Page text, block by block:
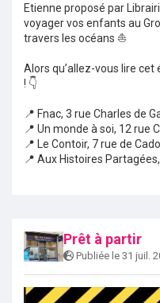
Etienne proposé par
voyager vos enfants au
travers les océans ⛵
Alors qu’allez-vous lire
! 👇
📍 Fnac, 3 rue Charles de
📍 Un monde à soi, 12 rue
📍 Le Contoir, 7 rue de
📍 Aux Histoires
Prêt à partir
Publiée le 31 juil.